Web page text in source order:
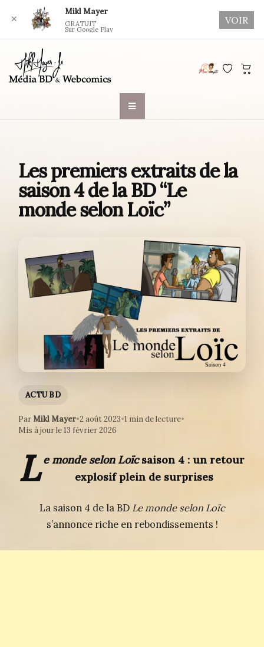
Les premiers extraits de la
saison 4 de la BD “Le
monde selon Loïc”
ACTU BD
Par Mikl Mayer•2 août 2023•1 min de lecture•
Mis à jour le 13 février 2026
L e monde selon Loïcsaison 4 : un retour
explosif plein de surprises
La saison 4 de la BD Le monde selon Loïc
s’annonce riche en rebondissements !
✕
Mikl Mayer
GRATUIT
Sur Google Play
VOIR